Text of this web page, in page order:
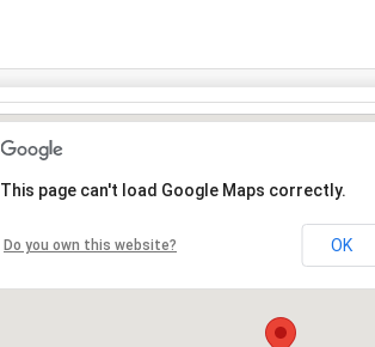
This page can't load Google Maps correctly.
Do you own this website? OK